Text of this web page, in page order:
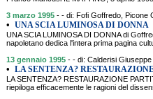
3 marzo 1995 - - di: Fofi Goffredo, Picone
• UNA SCIA LUMINOSA DI DONNA
UNA SCIA LUMINOSA DI DONNA di
napoletano dedica l'intera prima pagina
13 gennaio 1995 - - di: Calderisi Giuseppe
• LA SENTENZA?
LA SENTENZA? RESTAURAZIONE
riepiloga efficacemente le ragioni del